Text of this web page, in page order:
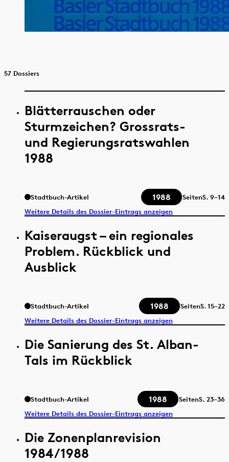
57 Dossiers
Blätterrauschen oder
Sturmzeichen? Grossrats-
und Regierungsratswahlen
1988
Stadtbuch-Artikel 1988 SeitenS. 9–14
Weitere Details des Dossier-Eintrags anzeigen
Kaiseraugst – ein regionales
Problem. Rückblick und
Ausblick
Stadtbuch-Artikel 1988 SeitenS.15–22
Weitere Details des Dossier-Eintrags anzeigen
Die Sanierung des St. Alban-
Tals im Rückblick
Stadtbuch-Artikel 1988 SeitenS. 23–36
Weitere Details des Dossier-Eintrags anzeigen
Die Zonenplanrevision
1984/1988